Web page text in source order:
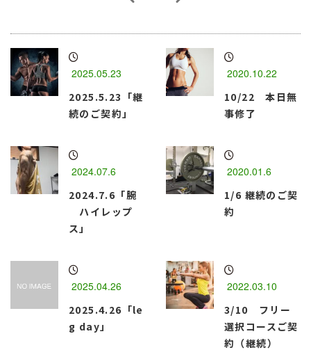
2025.05.23
2025.5.23「継
続のご契約」
2020.10.22
10/22 本日無
事修了
2024.07.6
2024.7.6「腕
ハイレップ
ス」
2020.01.6
1/6 継続のご契
約
2025.04.26
2025.4.26「le
g day」
2022.03.10
3/10 フリー
選択コースご契
約（継続）